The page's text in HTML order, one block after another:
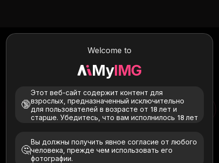
Welcome to
MyIMG
🔞
Этот веб-сайт содержит контент для
взрослых, предназначенный исключительно
для пользователей в возрасте от 18 лет и
старше. Убедитесь, что вам исполнилось 18 лет
🤔
Вы должны получить явное согласие от любого
человека, прежде чем использовать его
фотографии.
Превратите любые фотографии в реалистичные
усовершенствованного искусственного интеллекта Nudify!
Получите пикантные и качественные результаты всего за
Обнажить ИИ Изображение AI в изображение